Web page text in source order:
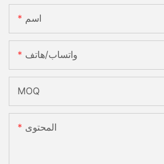
اسم
واتساب/هاتف
MOQ
المحتوى